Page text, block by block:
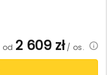
od 2 609 zł/ os.